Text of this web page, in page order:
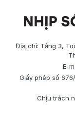
Địa chỉ: Tầng 3,
E-
Giấy phép số
Chịu trách